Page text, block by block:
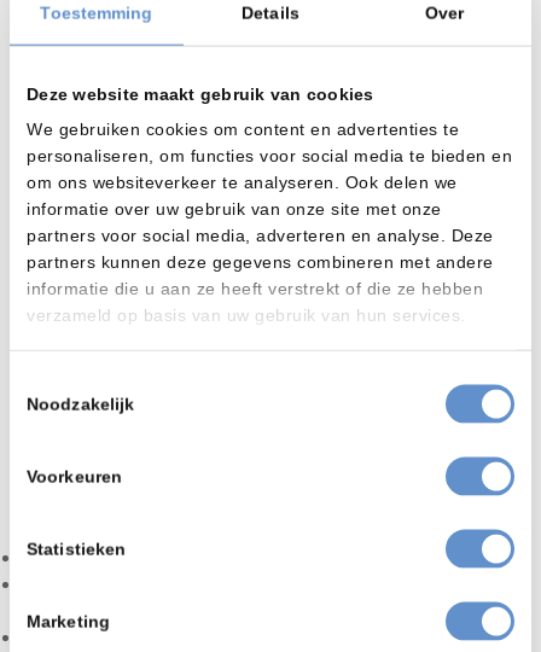
Toestemming Details Over
Deze website maakt gebruik van cookies
We gebruiken cookies om content en advertenties te
personaliseren, om functies voor social media te bieden en
om ons websiteverkeer te analyseren. Ook delen we
informatie over uw gebruik van onze site met onze
partners voor social media, adverteren en analyse. Deze
partners kunnen deze gegevens combineren met andere
informatie die u aan ze heeft verstrekt of die ze hebben
verzameld op basis van uw gebruik van hun services.
Noodzakelijk
Voorkeuren
Statistieken
Marketing
Overzicht
De draad of strip wordt door de installatie getransporteerd
aan de werpstraler zodat bijvoorbeeld de doorvoersnelheid
centraal geregeld wordt.
In geval van het stralen van een “coil” wordt deze in zijn
geheel in de installatie gebracht. De “coil” roteert om zijn
horizontale as en wordt zodoende volledig gestraald.
Meer info over de draad, strip en coil werpstralers kunt u ook
vinden op dewebsite van Wheelabrator
ontroesten
voorbehandeling voor een natlak/ poedercoating
shotpeenen